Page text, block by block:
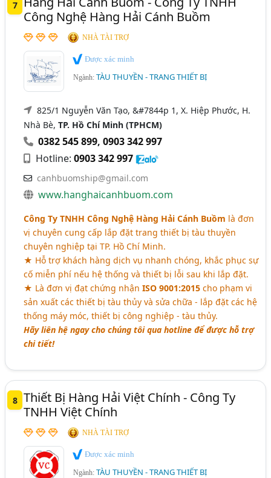
7
Công Nghệ Hàng Hải Cánh Buồm
NHÀ TÀI TRỢ
Được xác minh
Ngành:TÀU THUYỀN - TRANG THIẾT BỊ
825/1 Nguyễn Văn Tạo, &#7844p 1, X. Hiệp Phước, H.
Nhà Bè,TP. Hồ Chí Minh (TPHCM)
0382 545 899,0903 342 997
Hotline:0903 342 997
canhbuomship@gmail.com
www.hanghaicanhbuom.com
Công Ty TNHH Công Nghệ Hàng Hải Cánh Buồm là đơn
vị chuyên cung cấp lắp đặt trang thiết bị tàu thuyền
chuyên nghiệp tại TP. Hồ Chí Minh.
★ Hỗ trợ khách hàng dịch vụ nhanh chóng, khắc phục sự
cố miễn phí nếu hệ thống và thiết bị lỗi sau khi lắp đặt.
★ Là đơn vị đạt chứng nhậnISO 9001:2015 cho phạm vi
sản xuất các thiết bị tàu thủy và sửa chữa - lắp đặt các hệ
thống máy móc, thiết bị công nghiệp - tàu thủy.
Hãy liên hệ ngay cho chúng tôi qua hotline để được hỗ trợ
chi tiết!
8 Thiết Bị Hàng Hải Việt Chính - Công Ty
TNHH Việt Chính
NHÀ TÀI TRỢ
Được xác minh
Ngành:TÀU THUYỀN - TRANG THIẾT BỊ